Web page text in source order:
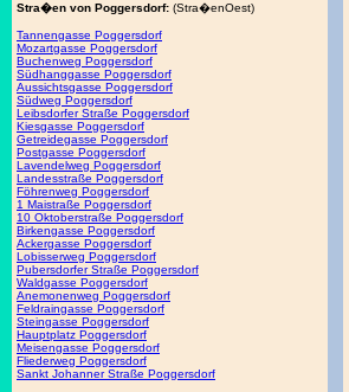
Stra�en von Poggersdorf: (Stra�enOest)
Tannengasse Poggersdorf
Mozartgasse Poggersdorf
Buchenweg Poggersdorf
Südhanggasse Poggersdorf
Aussichtsgasse Poggersdorf
Südweg Poggersdorf
Leibsdorfer Straße Poggersdorf
Kiesgasse Poggersdorf
Getreidegasse Poggersdorf
Postgasse Poggersdorf
Lavendelweg Poggersdorf
Landesstraße Poggersdorf
Föhrenweg Poggersdorf
1 Maistraße Poggersdorf
10 Oktoberstraße Poggersdorf
Birkengasse Poggersdorf
Ackergasse Poggersdorf
Lobisserweg Poggersdorf
Pubersdorfer Straße Poggersdorf
Waldgasse Poggersdorf
Anemonenweg Poggersdorf
Feldraingasse Poggersdorf
Steingasse Poggersdorf
Hauptplatz Poggersdorf
Meisengasse Poggersdorf
Fliederweg Poggersdorf
Sankt Johanner Straße Poggersdorf